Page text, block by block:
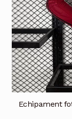
Echipament